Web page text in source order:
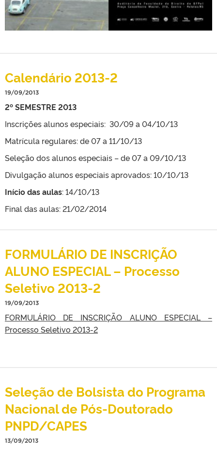
Calendário 2013-2
19/09/2013
2º SEMESTRE 2013
Inscrições alunos especiais: 30/09 a 04/10/13
Matrícula regulares: de 07 a 11/10/13
Seleção dos alunos especiais – de 07 a 09/10/13
Divulgação alunos especiais aprovados: 10/10/13
Início das aulas: 14/10/13
Final das aulas: 21/02/2014
FORMULÁRIO DE INSCRIÇÃO
ALUNO ESPECIAL – Processo
Seletivo 2013-2
19/09/2013
FORMULÁRIO DE INSCRIÇÃO ALUNO ESPECIAL –
Processo Seletivo 2013-2
Seleção de Bolsista do Programa
Nacional de Pós-Doutorado
PNPD/CAPES
13/09/2013